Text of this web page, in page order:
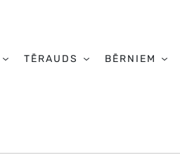
TĒRAUDS BĒRNIEM